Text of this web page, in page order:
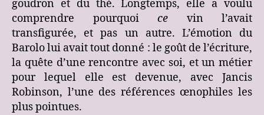
goudron et du thé. Longtemps, elle a voulu
comprendre pourquoi ce vin l’avait
transfigurée, et pas un autre. L’émotion du
Barolo lui avait tout donné : le goût de l’écriture,
la quête d’une rencontre avec soi, et un métier
pour lequel elle est devenue, avec Jancis
Robinson, l’une des références œnophiles les
plus pointues.